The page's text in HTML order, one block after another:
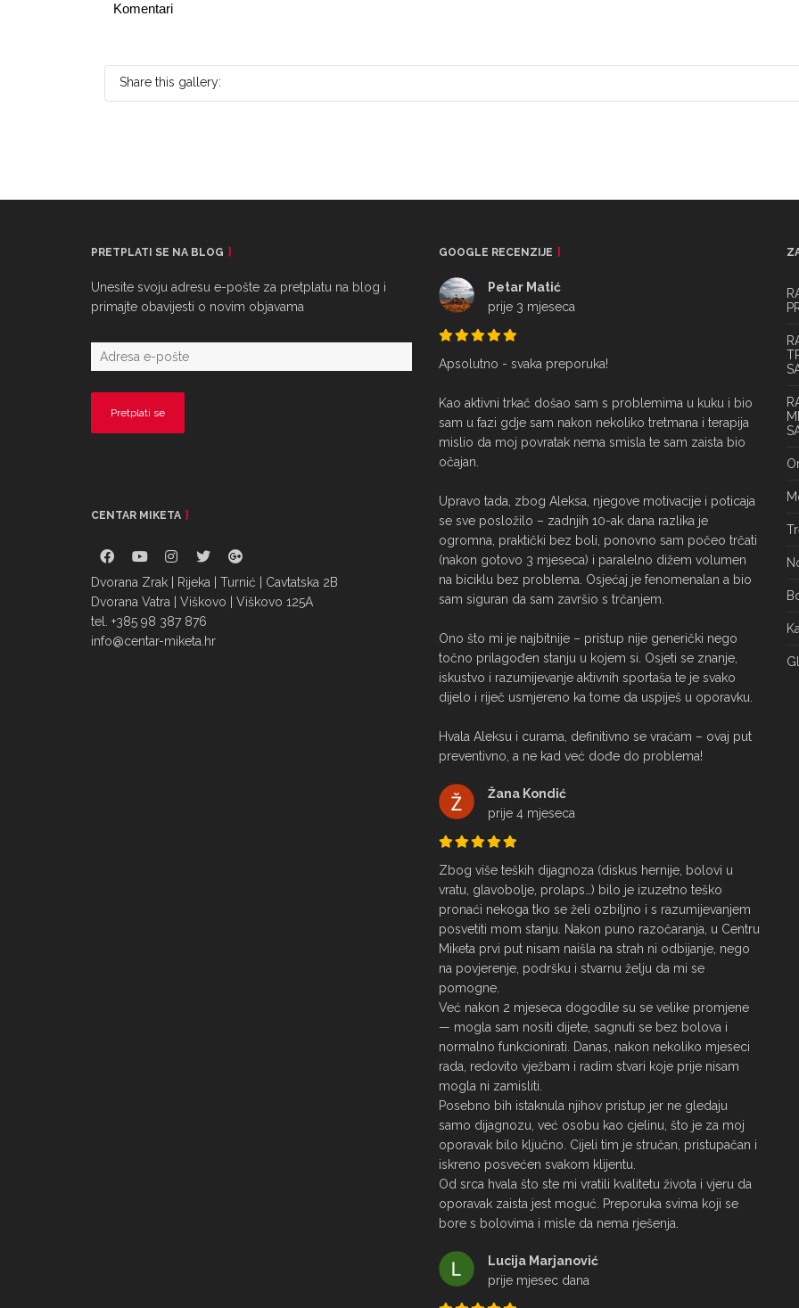
Komentari
Share this gallery:
PRETPLATI SE NA BLOG
Unesite svoju adresu e-pošte za pretplatu na blog i
primajte obavijesti o novim objavama
CENTAR MIKETA
Dvorana Zrak | Rijeka | Turnić | Cavtatska 2B
Dvorana Vatra | Viškovo | Viškovo 125A
tel. +385 98 387 876
info@centar-miketa.hr
GOOGLE RECENZIJE
Petar Matić
prije 3 mjeseca
Apsolutno - svaka preporuka!
Kao aktivni trkač došao sam s problemima u kuku i bio
sam u fazi gdje sam nakon nekoliko tretmana i terapija
mislio da moj povratak nema smisla te sam zaista bio
očajan.
Upravo tada, zbog Aleksa, njegove motivacije i poticaja
se sve posložilo – zadnjih 10-ak dana razlika je
ogromna, praktički bez boli, ponovno sam počeo trčati
(nakon gotovo 3 mjeseca) i paralelno dižem volumen
na biciklu bez problema. Osjećaj je fenomenalan a bio
sam siguran da sam završio s trčanjem.
Ono što mi je najbitnije – pristup nije generički nego
točno prilagođen stanju u kojem si. Osjeti se znanje,
iskustvo i razumijevanje aktivnih sportaša te je svako
dijelo i riječ usmjereno ka tome da uspiješ u oporavku.
Hvala Aleksu i curama, definitivno se vraćam – ovaj put
preventivno, a ne kad već dođe do problema!
Žana Kondić
prije 4 mjeseca
Zbog više teških dijagnoza (diskus hernije, bolovi u
vratu, glavobolje, prolaps…) bilo je izuzetno teško
pronaći nekoga tko se želi ozbiljno i s razumijevanjem
posvetiti mom stanju. Nakon puno razočaranja, u Centru
Miketa prvi put nisam naišla na strah ni odbijanje, nego
na povjerenje, podršku i stvarnu želju da mi se
pomogne.
Već nakon 2 mjeseca dogodile su se velike promjene
— mogla sam nositi dijete, sagnuti se bez bolova i
normalno funkcionirati. Danas, nakon nekoliko mjeseci
rada, redovito vježbam i radim stvari koje prije nisam
mogla ni zamisliti.
Posebno bih istaknula njihov pristup jer ne gledaju
samo dijagnozu, već osobu kao cjelinu, što je za moj
oporavak bilo ključno. Cijeli tim je stručan, pristupačan i
iskreno posvećen svakom klijentu.
Od srca hvala što ste mi vratili kvalitetu života i vjeru da
oporavak zaista jest moguć. Preporuka svima koji se
bore s bolovima i misle da nema rješenja.
Lucija Marjanović
prije mjesec dana